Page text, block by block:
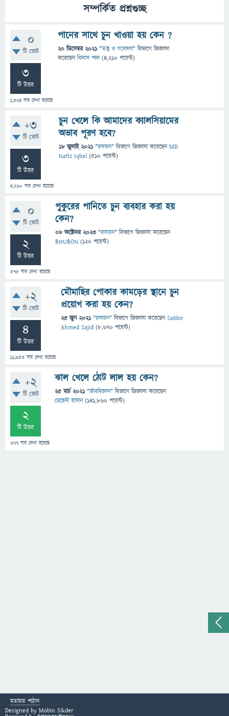
সম্পর্কিত প্রশ্নগুচ্ছ
0
টি ভোট
3
টি উত্তর
1,324 বার দেখা হয়েছে
পানের সাথে চুন খাওয়া হয় কেন ?
20 ডিসেম্বর 2021 "তত্ত্ব ও গবেষণা" বিভাগে জিজ্ঞাসা
করেছেনবিলাস পাল (4,210 পয়েন্ট)
+3
টি ভোট
3
টি উত্তর
4,260 বার দেখা হয়েছে
চুন খেলে কি আমাদের ক্যালসিয়ামের
অভাব পূরণ হবে?
18 জুলাই 2021 "রসায়ন" বিভাগে জিজ্ঞাসাকরেছেনMD
Nafiz Iqbal (510 পয়েন্ট)
0
টি ভোট
2
টি উত্তর
575 বার দেখা হয়েছে
পুকুরের পানিতে চুন ব্যবহার করা হয়
কেন?
08 অক্টোবর 2023 "রসায়ন" বিভাগে জিজ্ঞাসাকরেছেন
BHUBON (120 পয়েন্ট)
+2
টি ভোট
4
টি উত্তর
11,953 বার দেখা হয়েছে
মৌমাছির পোকার কামড়ের স্থানে চুন
প্রয়োগ করা হয় কেন?
25 জুন 2021 "রসায়ন" বিভাগে জিজ্ঞাসাকরেছেনSabbir
Ahmed Sajid (8,670 পয়েন্ট)
+2
টি ভোট
2
টি উত্তর
677 বার দেখা হয়েছে
ঝাল খেলে ঠোট লাল হয় কেন?
25 মার্চ 2021 "জীববিজ্ঞান" বিভাগে জিজ্ঞাসাকরেছেন
মেহেদী হাসান (141,860 পয়েন্ট)
মতামত পাঠান
Designed by Mobin Sikder